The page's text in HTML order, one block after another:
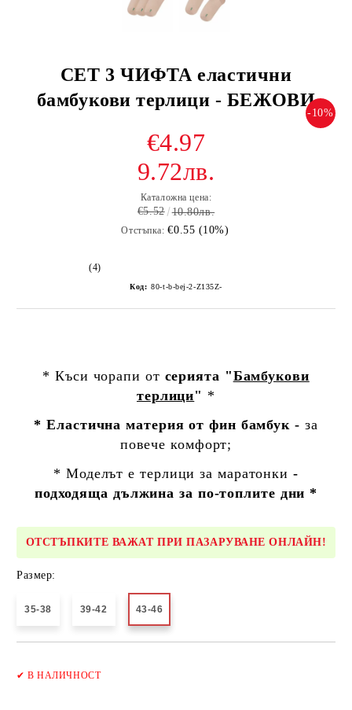
СЕТ 3 ЧИФТА еластични
бамбукови терлици - БЕЖОВИ
-10%
€4.97
9.72лв.
Каталожна цена:
€5.52 10.80лв.
Отстъпка: €0.55 (10%)
(4)
Код: 80-t-b-bej-2-Z135Z-
* Къси чорапи от серията "Бамбукови
терлици" *
* Еластична материя от фин бамбук - за
повече комфорт;
* Моделът е терлици за маратонки -
подходяща дължина за по-топлите дни *
ОТСТЪПКИТЕ ВАЖАТ ПРИ ПАЗАРУВАНЕ ОНЛАЙН!
Размер:
35-38 39-42 43-46
✔В НАЛИЧНОСТ